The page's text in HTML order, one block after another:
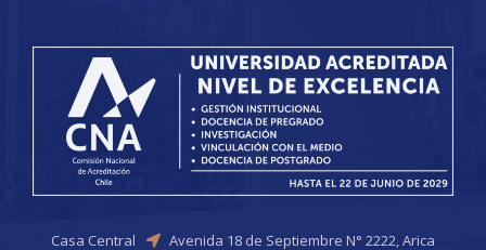
Casa Central Avenida 18 de Septiembre N° 2222, Arica